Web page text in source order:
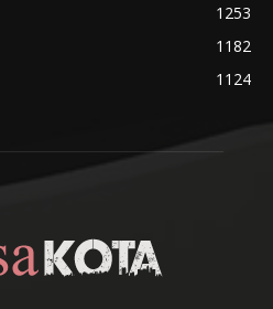
1253
1182
1124